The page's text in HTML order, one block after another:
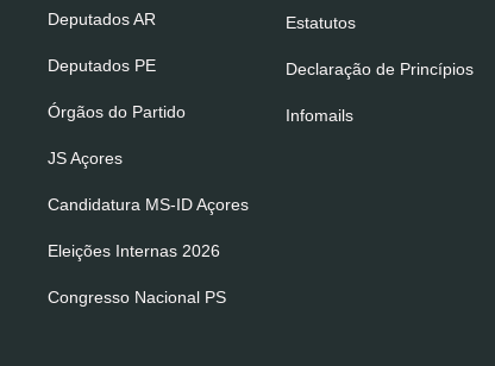
Deputados AR
Deputados PE
Órgãos do Partido
JS Açores
Candidatura MS-ID Açores
Eleições Internas 2026
Congresso Nacional PS
Estatutos
Declaração de Princípios
Infomails